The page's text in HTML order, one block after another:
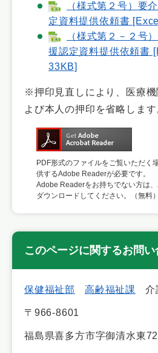
（様式第２号）要
定資料提供依頼書
（様式第２－２号
援認定資料提供依頼書
33KB]
※押印見直しにより、医療機
よび本人の押印を省略します
PDF形式のファイルをご覧いただく
供するAdobe Readerが必要です。
Adobe Readerをお持ちでない方は
ダウンロードしてください。（無料）
このページに関するお問
保健福祉部 高齢福祉課 介
〒966-8601
福島県喜多方市字御清水東